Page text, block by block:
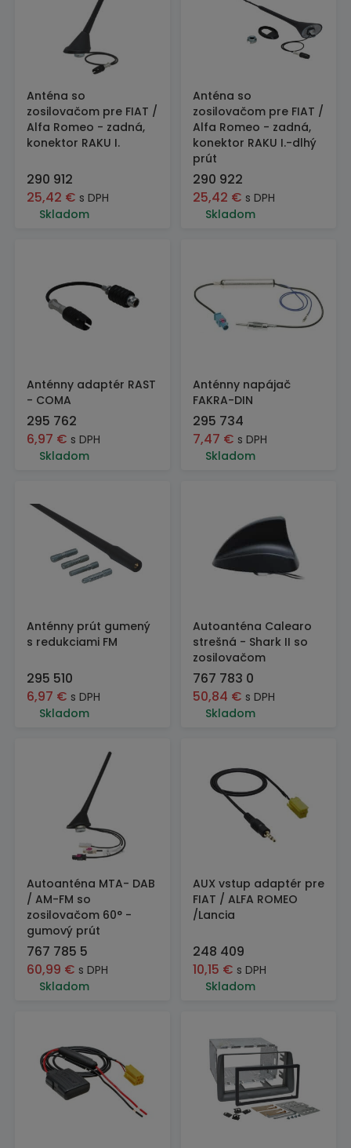
Anténa so
zosilovačom pre FIAT /
Alfa Romeo - zadná,
konektor RAKU I.
290 912
25,42 € s DPH
Skladom
Anténa so
zosilovačom pre FIAT /
Alfa Romeo - zadná,
konektor RAKU I.-dlhý
prút
290 922
25,42 € s DPH
Skladom
Anténny adaptér RAST
- COMA
295 762
6,97 € s DPH
Skladom
Anténny napájač
FAKRA-DIN
295 734
7,47 € s DPH
Skladom
Anténny prút gumený
s redukciami FM
295 510
6,97 € s DPH
Skladom
Autoanténa Calearo
strešná - Shark II so
zosilovačom
767 783 0
50,84 € s DPH
Skladom
Autoanténa MTA- DAB
/ AM-FM so
zosilovačom 60° -
gumový prút
767 785 5
60,99 € s DPH
Skladom
AUX vstup adaptér pre
FIAT / ALFA ROMEO
/Lancia
248 409
10,15 € s DPH
Skladom